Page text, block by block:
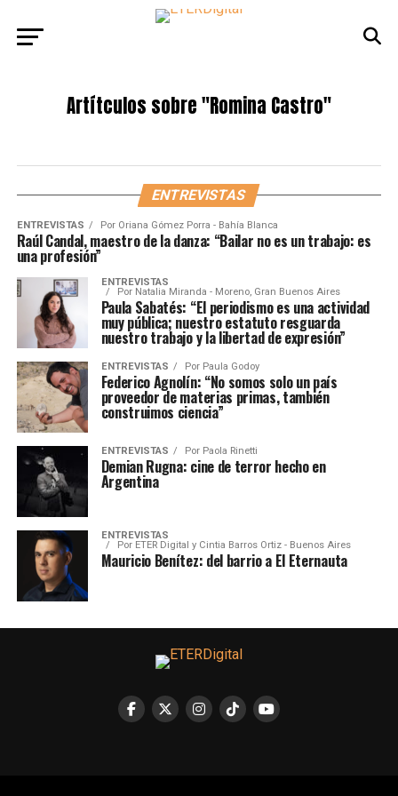
Artítculos sobre"Romina Castro"
ENTREVISTAS
ENTREVISTAS Por Oriana Gómez Porra - Bahía Blanca
Raúl Candal, maestro de la danza: “Bailar no es un trabajo: es
una profesión”
ENTREVISTAS
Por Natalia Miranda - Moreno, Gran Buenos Aires
Paula Sabatés: “El periodismo es una actividad
muy pública; nuestro estatuto resguarda
nuestro trabajo y la libertad de expresión”
ENTREVISTAS Por Paula Godoy
Federico Agnolín: “No somos solo un país
proveedor de materias primas, también
construimos ciencia”
ENTREVISTAS Por Paola Rinetti
Demian Rugna: cine de terror hecho en
Argentina
ENTREVISTAS
Por ETER Digital y Cintia Barros Ortiz - Buenos Aires
Mauricio Benítez: del barrio a El Eternauta